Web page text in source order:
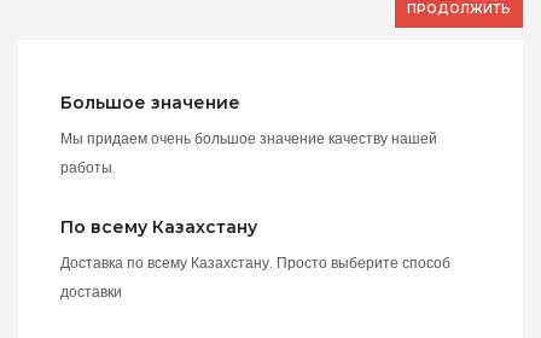
ПРОДОЛЖИТЬ
Большое значение
Мы придаем очень большое значение качеству нашей
работы.
По всему Казахстану
Доставка по всему Казахстану. Просто выберите способ
доставки